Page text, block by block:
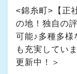
「応募する」
完全在宅会計
お任せします。
【具体的な業務
・記帳代行
<錦糸町>【正
の地！独自の
可能♪多種多様
も充実してい
更新中！＞